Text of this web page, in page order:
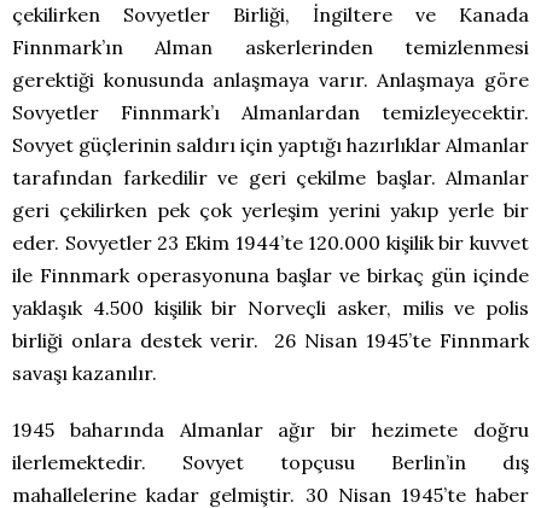
çekilirken Sovyetler Birliği, İngiltere ve Kanada
Finnmark’ın Alman askerlerinden temizlenmesi
gerektiği konusunda anlaşmaya varır. Anlaşmaya göre
Sovyetler Finnmark’ı Almanlardan temizleyecektir.
Sovyet güçlerinin saldırı için yaptığı hazırlıklar Almanlar
tarafından farkedilir ve geri çekilme başlar. Almanlar
geri çekilirken pek çok yerleşim yerini yakıp yerle bir
eder. Sovyetler 23 Ekim 1944’te 120.000 kişilik bir kuvvet
ile Finnmark operasyonuna başlar ve birkaç gün içinde
yaklaşık 4.500 kişilik bir Norveçli asker, milis ve polis
birliği onlara destek verir. 26 Nisan 1945’te Finnmark
savaşı kazanılır.
1945 baharında Almanlar ağır bir hezimete doğru
ilerlemektedir. Sovyet topçusu Berlin’in dış
mahallelerine kadar gelmiştir. 30 Nisan 1945’te haber